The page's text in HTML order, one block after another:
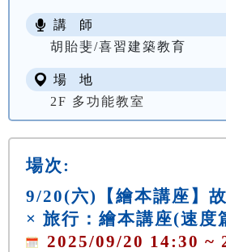
講 師
胡貽斐/喜習建築教育
場 地
2F 多功能教室
場次:
9/20(六)【繪本講座】
× 旅行：繪本講座(速度
2025/09/20 14:30 ~